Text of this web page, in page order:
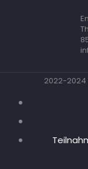
2022-